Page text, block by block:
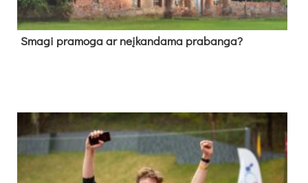
Sma­gi pra­mo­ga ar neį­kan­da­ma pra­ban­ga?